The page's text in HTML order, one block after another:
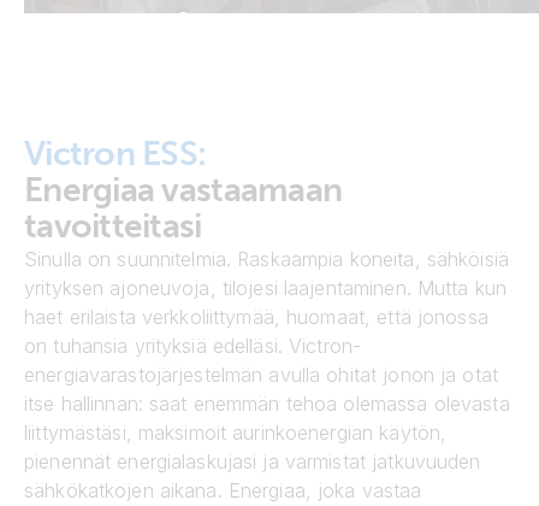
mukanasi.
Victron ESS:
Energiaa vastaamaan
tavoitteitasi
Sinulla on suunnitelmia. Raskaampia koneita, sähköisiä
yrityksen ajoneuvoja, tilojesi laajentaminen. Mutta kun
haet erilaista verkkoliittymää, huomaat, että jonossa
on tuhansia yrityksiä edelläsi. Victron-
energiavarastojärjestelmän avulla ohitat jonon ja otat
itse hallinnan: saat enemmän tehoa olemassa olevasta
liittymästäsi, maksimoit aurinkoenergian käytön,
pienennät energialaskujasi ja varmistat jatkuvuuden
sähkökatkojen aikana. Energiaa, joka vastaa